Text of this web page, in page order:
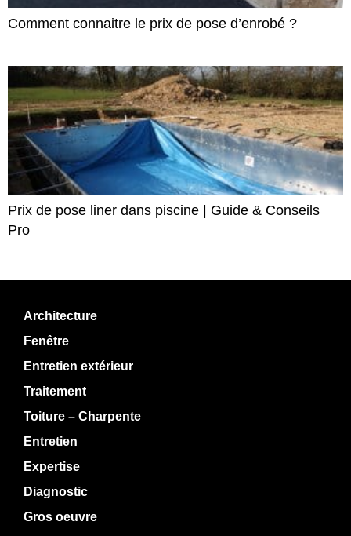
Comment connaitre le prix de pose d’enrobé ?
Prix de pose liner dans piscine | Guide & Conseils
Pro
Architecture
Fenêtre
Entretien extérieur
Traitement
Toiture – Charpente
Entretien
Expertise
Diagnostic
Gros oeuvre